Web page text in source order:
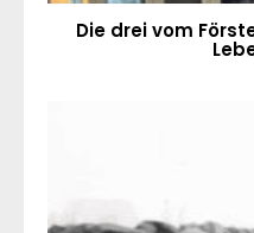
Die drei vom